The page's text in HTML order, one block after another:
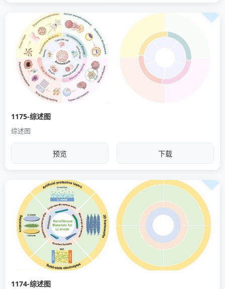
1175-综述图
综述图
预览 下载
1174-综述图